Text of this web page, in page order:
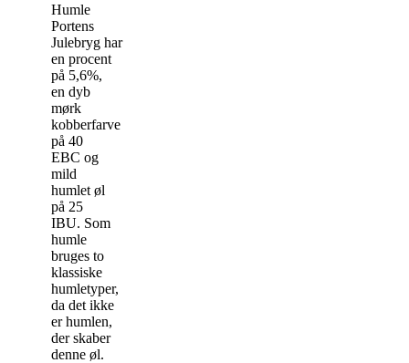
Humle
Portens
Julebryg har
en procent
på 5,6%,
en dyb
mørk
kobberfarve
på 40
EBC og
mild
humlet øl
på 25
IBU. Som
humle
bruges to
klassiske
humletyper,
da det ikke
er humlen,
der skaber
denne øl.